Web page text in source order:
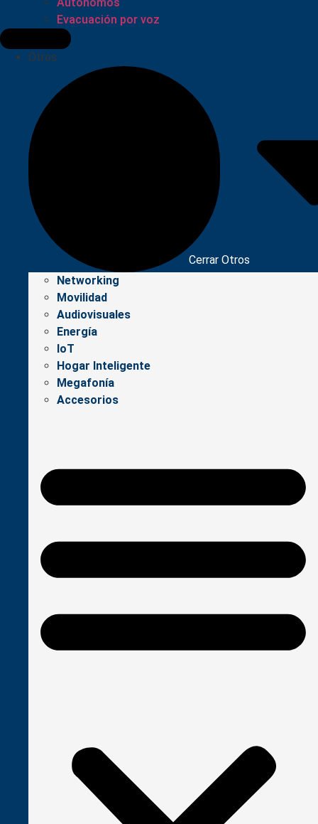
Evacuación por voz
Otros
Cerrar Otros
Networking
Movilidad
Audiovisuales
Energía
IoT
Hogar Inteligente
Megafonía
Accesorios